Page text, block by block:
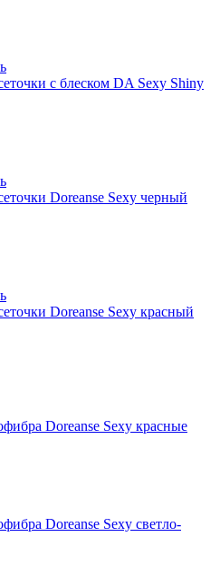
с блеском DA Sexy Shiny
Doreanse Sexy черный
Doreanse Sexy красный
Doreanse Sexy красные
Doreanse Sexy светло-